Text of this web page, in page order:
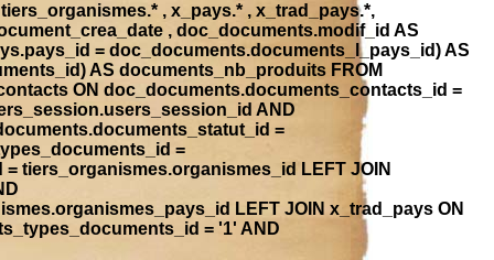
, x_pays.* , x_trad_pays.*,
, doc_documents.modif_id AS
= doc_documents.documents_l_pays_id) AS
AS documents_nb_produits FROM
ON doc_documents.documents_contacts_id =
AND
=
=
tiers_organismes.organismes_id LEFT JOIN
LEFT JOIN x_trad_pays ON
= '1' AND